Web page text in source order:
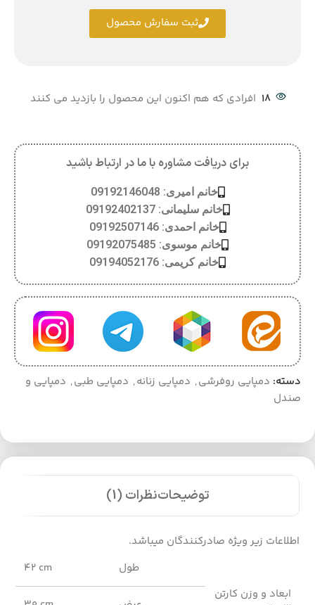
18 افرادی که هم اکنون این محصول را بازدید می کنند
برای دریافت مشاوره با ما در ارتباط باشید
خانم امیری: 09192146048
خانم سلیمانی: 09192402137
خانم احمدی: 09192507146
خانم موسوی: 09192075485
خانم کریمی: 09194052176
دسته: دمپایی روفرشی, دمپایی زنانه, دمپایی طبی, دمپایی و
صندل
ثبت سفارش محصول
توضیحاتنظرات (1)
اطلاعات زیر ویژه صادرکنندگان میباشد.
ابعاد و وزن کارتن
طول 42 cm